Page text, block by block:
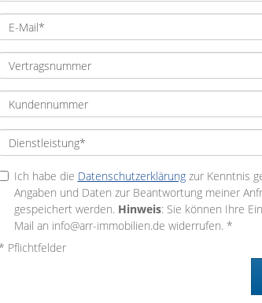
Ich habe die Datenschutzerklärungzur Kenntnis
Angaben und Daten zur Beantwortung meiner
gespeichert werden. Hinweis: Sie können Ihre
Mail an info@arr-immobilien.de widerrufen. *
Pflichtfelder